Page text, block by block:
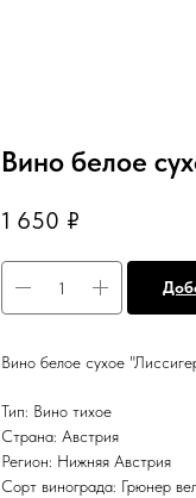
Вино белое
1 650 ₽
Вино белое сухое
Тип: Вино тихое
Страна: Австрия
Регион: Нижняя Австрия
Сорт винограда: Грюнер